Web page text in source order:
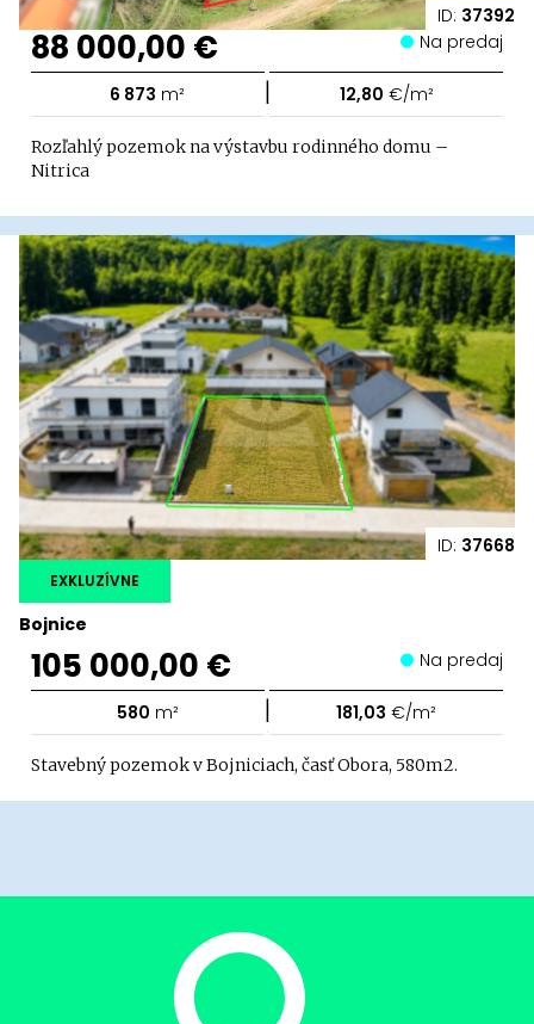
ID: 37392
88 000,00 € Na predaj
6 873 m² | 12,80 €/m²
Rozľahlý pozemok na výstavbu rodinného domu –
Nitrica
ID: 37668
Bojnice
EXKLUZÍVNE
105 000,00 € Na predaj
580 m² | 181,03 €/m²
Stavebný pozemok v Bojniciach, časť Obora, 580m2.